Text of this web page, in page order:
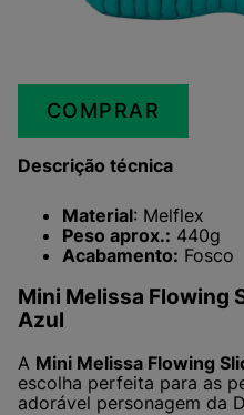
COMPRAR
Descrição técnica
Material: Melflex
Peso aprox.: 440g
Acabamento: Fosco
Mini Melissa Flowing
Azul
A Mini Melissa Flowing
escolha perfeita para as
adorável personagem da